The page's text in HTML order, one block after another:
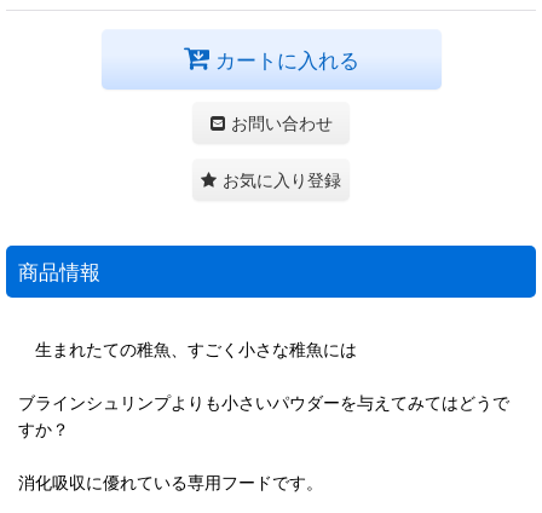
カートに入れる
お問い合わせ
お気に入り登録
商品情報
生まれたての稚魚、すごく小さな稚魚には
ブラインシュリンプよりも小さいパウダーを与えてみてはどうで
すか？
消化吸収に優れている専用フードです。